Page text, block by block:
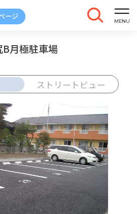
月極駐車場
ストリートビュー
車庫証明
発行
トラブル
報告
車場ページのボタン